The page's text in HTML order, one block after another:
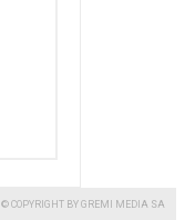
© COPYRIGHT BY GREMI MEDIA SA